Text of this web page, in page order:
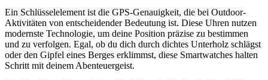
Ein Schlüsselelement ist die GPS-Genauigkeit, die bei Outdoor-
Aktivitäten von entscheidender Bedeutung ist. Diese Uhren nutzen
modernste Technologie, um deine Position präzise zu bestimmen
und zu verfolgen. Egal, ob du dich durch dichtes Unterholz schlägst
oder den Gipfel eines Berges erklimmst, diese Smartwatches halten
Schritt mit deinem Abenteuergeist.